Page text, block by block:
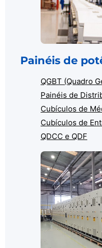
Painéis de
QGBT (Quadro
Painéis de
Cubículos de
Cubículos de
QDCC e QDF